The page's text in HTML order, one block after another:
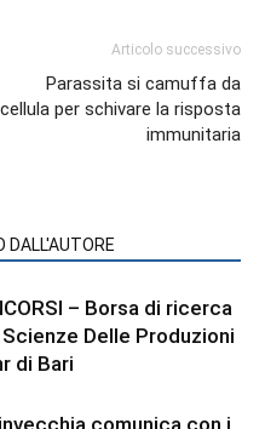
Articolo successivo
Parassita si camuffa da
cellula per schivare la risposta
immunitaria
DALL'AUTORE
– Borsa di ricerca
Delle Produzioni
di Bari
comunica con i